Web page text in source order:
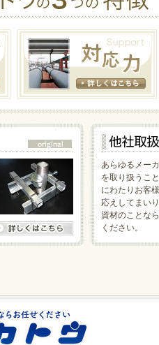
あらゆるメー
を取り扱うこ
にわたりお客
応えしてまい
資材のことな
ください。